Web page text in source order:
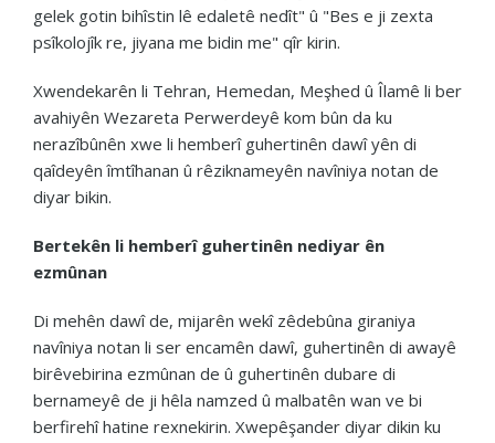
gelek gotin bihîstin lê edaletê nedît" û "Bes e ji zexta
psîkolojîk re, jiyana me bidin me" qîr kirin.
Xwendekarên li Tehran, Hemedan, Meşhed û Îlamê li ber
avahiyên Wezareta Perwerdeyê kom bûn da ku
nerazîbûnên xwe li hemberî guhertinên dawî yên di
qaîdeyên îmtîhanan û rêziknameyên navîniya notan de
diyar bikin.
Bertekên li hemberî guhertinên nediyar ên
ezmûnan
Di mehên dawî de, mijarên wekî zêdebûna giraniya
navîniya notan li ser encamên dawî, guhertinên di awayê
birêvebirina ezmûnan de û guhertinên dubare di
bernameyê de ji hêla namzed û malbatên wan ve bi
berfirehî hatine rexnekirin. Xwepêşander diyar dikin ku